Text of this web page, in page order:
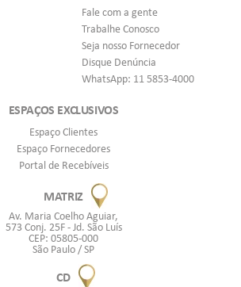
Fale com a gente
Trabalhe Conosco
Seja nosso Fornecedor
Disque Denúncia
WhatsApp: 11 5853-4000
ESPAÇOS EXCLUSIVOS
Espaço Clientes
Espaço Fornecedores
Portal de Recebíveis
MATRIZ
Av. Maria Coelho Aguiar,
573 Conj. 25F - Jd. São Luís
CEP: 05805-000
São Paulo / SP
CD